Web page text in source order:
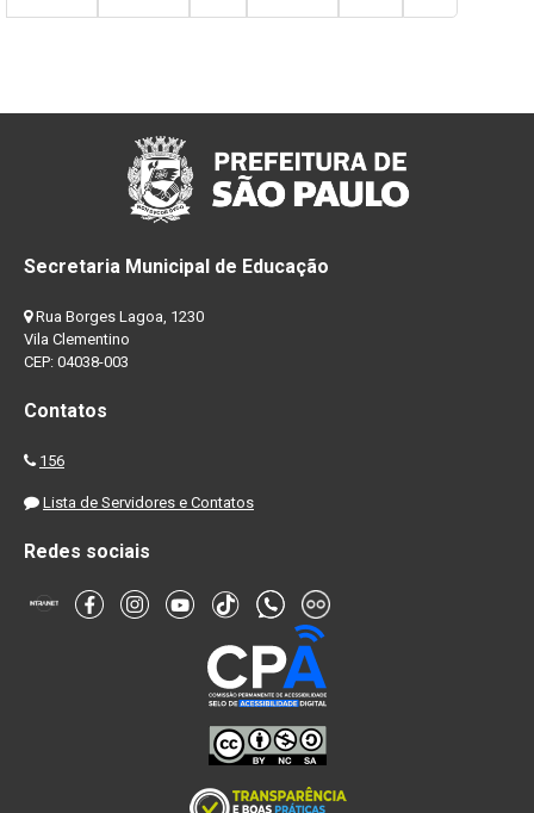
Secretaria Municipal de Educação
Rua Borges Lagoa, 1230
Vila Clementino
CEP: 04038-003
Contatos
156
Lista de Servidores e Contatos
Redes sociais